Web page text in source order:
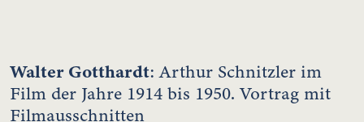
Walter Gotthardt: Arthur Schnitzler im
Film der Jahre 1914 bis 1950. Vortrag mit
Filmausschnitten